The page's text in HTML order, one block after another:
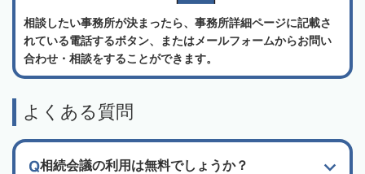
相談したい事務所が決まったら、事務所詳細ページに記載さ
れている電話するボタン、またはメールフォームからお問い
合わせ・相談をすることができます。
よくある質問
相続会議の利用は無料でしょうか？